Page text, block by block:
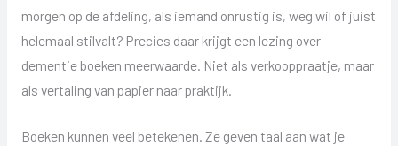
morgen op de afdeling, als iemand onrustig is, weg wil of juist
helemaal stilvalt? Precies daar krijgt een lezing over
dementie boeken meerwaarde. Niet als verkooppraatje, maar
als vertaling van papier naar praktijk.
Boeken kunnen veel betekenen. Ze geven taal aan wat je